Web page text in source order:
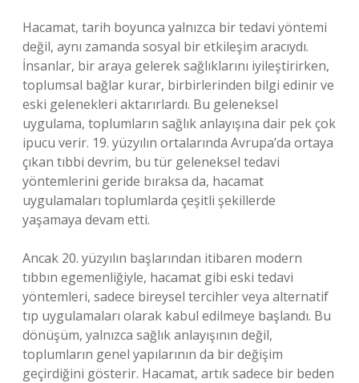
Hacamat, tarih boyunca yalnızca bir tedavi yöntemi
değil, aynı zamanda sosyal bir etkileşim aracıydı.
İnsanlar, bir araya gelerek sağlıklarını iyileştirirken,
toplumsal bağlar kurar, birbirlerinden bilgi edinir ve
eski gelenekleri aktarırlardı. Bu geleneksel
uygulama, toplumların sağlık anlayışına dair pek çok
ipucu verir. 19. yüzyılın ortalarında Avrupa’da ortaya
çıkan tıbbi devrim, bu tür geleneksel tedavi
yöntemlerini geride bıraksa da, hacamat
uygulamaları toplumlarda çeşitli şekillerde
yaşamaya devam etti.
Ancak 20. yüzyılın başlarından itibaren modern
tıbbın egemenliğiyle, hacamat gibi eski tedavi
yöntemleri, sadece bireysel tercihler veya alternatif
tıp uygulamaları olarak kabul edilmeye başlandı. Bu
dönüşüm, yalnızca sağlık anlayışının değil,
toplumların genel yapılarının da bir değişim
geçirdiğini gösterir. Hacamat, artık sadece bir beden